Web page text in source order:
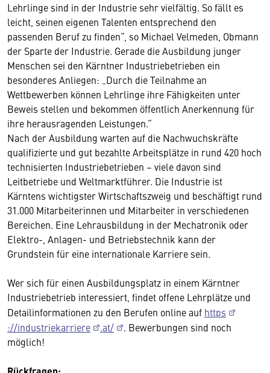
Lehrlinge sind in der Industrie sehr vielfältig. So fällt es
leicht, seinen eigenen Talenten entsprechend den
passenden Beruf zu finden“, so Michael Velmeden, Obmann
der Sparte der Industrie. Gerade die Ausbildung junger
Menschen sei den Kärntner Industriebetrieben ein
besonderes Anliegen: „Durch die Teilnahme an
Wettbewerben können Lehrlinge ihre Fähigkeiten unter
Beweis stellen und bekommen öffentlich Anerkennung für
ihre herausragenden Leistungen.“
Nach der Ausbildung warten auf die Nachwuchskräfte
qualifizierte und gut bezahlte Arbeitsplätze in rund 420 hoch
technisierten Industriebetrieben – viele davon sind
Leitbetriebe und Weltmarktführer. Die Industrie ist
Kärntens wichtigster Wirtschaftszweig und beschäftigt rund
31.000 Mitarbeiterinnen und Mitarbeiter in verschiedenen
Bereichen. Eine Lehrausbildung in der Mechatronik oder
Elektro-, Anlagen- und Betriebstechnik kann der
Grundstein für eine internationale Karriere sein.
Wer sich für einen Ausbildungsplatz in einem Kärntner
Industriebetrieb interessiert, findet offene Lehrplätze und
Detailinformationen zu den Berufen online auf https
://industriekarriere
.at/
. Bewerbungen sind noch
möglich!